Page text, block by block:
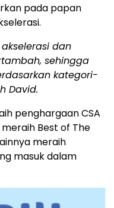
pada papan
dan
sehingga
kategori-
David.
penghargaan CSA
Best of The
meraih
masuk dalam